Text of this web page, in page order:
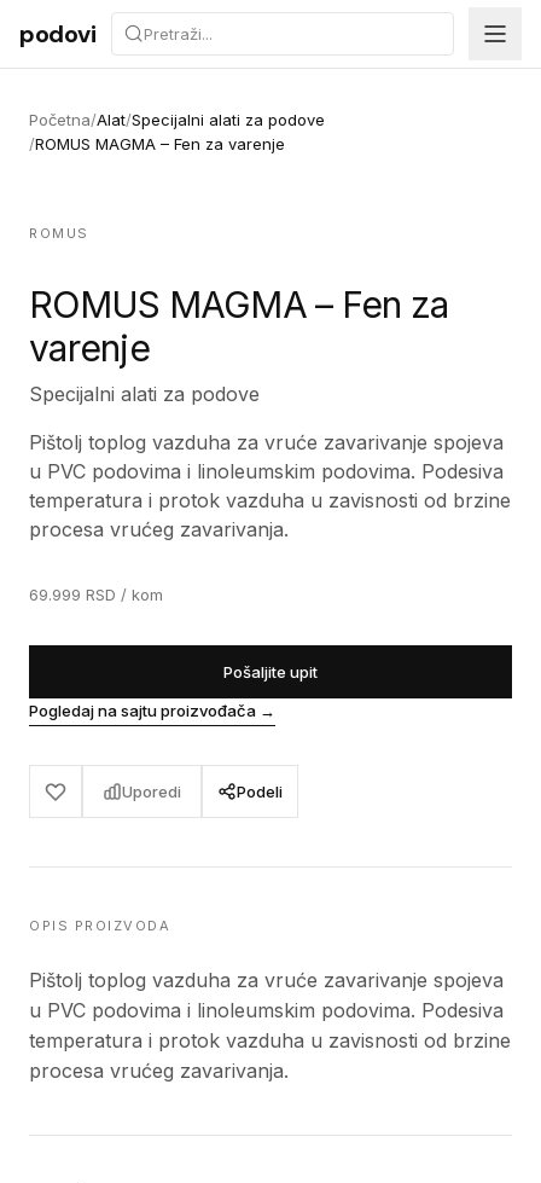
Preskoči na sadržaj
podovi
Početna/Alat/Specijalni alati za podove
/ROMUS MAGMA – Fen za varenje
ROMUS
ROMUS MAGMA – Fen za
varenje
Specijalni alati za podove
Pištolj toplog vazduha za vruće zavarivanje spojeva
u PVC podovima i linoleumskim podovima. Podesiva
temperatura i protok vazduha u zavisnosti od brzine
procesa vrućeg zavarivanja.
69.999 RSD / kom
Pošaljite upit
Pogledaj na sajtu proizvođača →
Uporedi Podeli
OPIS PROIZVODA
Pištolj toplog vazduha za vruće zavarivanje spojeva
u PVC podovima i linoleumskim podovima. Podesiva
temperatura i protok vazduha u zavisnosti od brzine
procesa vrućeg zavarivanja.